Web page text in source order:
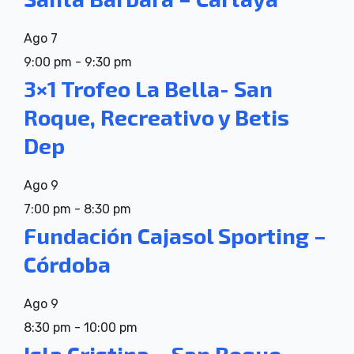
Ago 7
9:00 pm - 9:30 pm
3×1 Trofeo La Bella- San
Roque, Recreativo y Betis
Dep
Ago 9
7:00 pm - 8:30 pm
Fundación Cajasol Sporting –
Córdoba
Ago 9
8:30 pm - 10:00 pm